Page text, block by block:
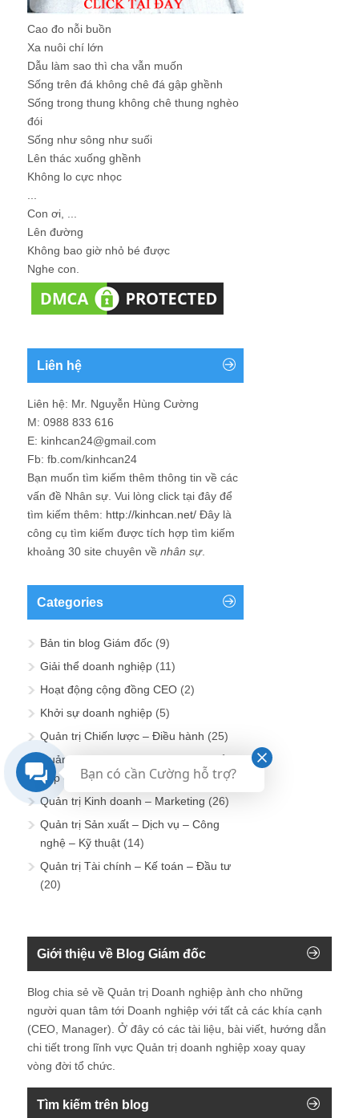
Cao đo nỗi buồn
Xa nuôi chí lớn
Dẫu làm sao thì cha vẫn muốn
Sống trên đá không chê đá gập ghềnh
Sống trong thung không chê thung nghèo
đói
Sống như sông như suối
Lên thác xuống ghềnh
Không lo cực nhọc
Con ơi, ...
Lên đường
Không bao giờ nhỏ bé được
Nghe con.
Liên hệ
Liên hệ: Mr. Nguyễn Hùng Cường
M: 0988 833 616
E: kinhcan24@gmail.com
Fb: fb.com/kinhcan24
Bạn muốn tìm kiếm thêm thông tin về các
vấn đề Nhân sự . Vui lòng click tại đây để
tìm kiếm thêm: http://kinhcan.net/ Đây là
công cụ tìm kiếm được tích hợp tìm kiếm
khoảng 30 site chuyên về nhân sự.
Categories
Bản tin blog Giám đốc (9)
Giải thể doanh nghiệp (11)
Hoạt động cộng đồng CEO (2)
Khởi sự doanh nghiệp (5)
Quản trị Chiến lược – Điều hành (25)
Quản trị Hành chính – Nhân sự – Tổng
hợp(90)
Quản trị Kinh doanh – Marketing (26)
Quản trị Sản xuất – Dịch vụ – Công
nghệ – Kỹ thuật (14)
Quản trị Tài chính – Kế toán – Đầu tư
(20)
Giới thiệu về Blog Giám đốc
Blog chia sẻ về Quản trị Doanh nghiệp ành cho những
người quan tâm tới Doanh nghiệp với tất cả các khía cạnh
(CEO, Manager). Ở đây có các tài liệu, bài viết, hướng dẫn
chi tiết trong lĩnh vực Quản trị doanh nghiệp xoay quay
vòng đời tổ chức.
Tìm kiếm trên blog
Bạn có cần Cường hỗ trợ?